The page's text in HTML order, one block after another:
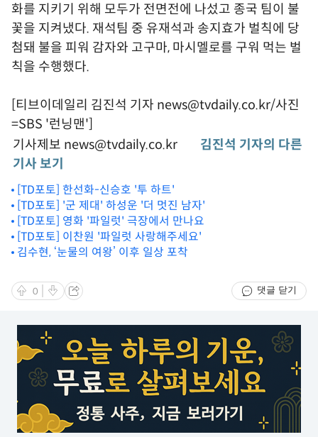
화를 지키기 위해 모두가 전면전에 나섰고 종국 팀이 불
꽃을 지켜냈다. 재석팀 중 유재석과 송지효가 벌칙에 당
첨돼 불을 피워 감자와 고구마, 마시멜로를 구워 먹는 벌
칙을 수행했다.
[티브이데일리 김진석 기자 news@tvdaily.co.kr/사진
=SBS '런닝맨']
기사제보 news@tvdaily.co.kr 김진석 기자의 다른
기사 보기
[TD포토] 한선화-신승호 '투 하트'
[TD포토] '군 제대' 하성운 '더 멋진 남자'
[TD포토] 영화 '파일럿' 극장에서 만나요
[TD포토] 이찬원 '파일럿 사랑해주세요'
김수현, ‘눈물의 여왕’ 이후 일상 포착
0 댓글 닫기